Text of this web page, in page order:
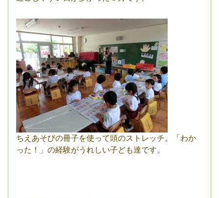
ちえあそびの冊子を使って頭のストレッチ。「わか
った！」の経験がうれしい子ども達です。